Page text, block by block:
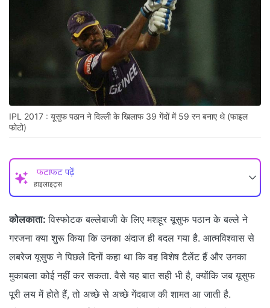
IPL 2017 : यूसुफ पठान ने दिल्ली के खिलाफ 39 गेंदों में 59 रन बनाए थे (फाइल
फोटो)
फटाफट पढ़ें
हाइलाइट्स
कोलकाता: विस्फोटक बल्लेबाजी के लिए मशहूर यूसुफ पठान के बल्ले ने
गरजना क्या शुरू किया कि उनका अंदाज ही बदल गया है. आत्मविश्वास से
लबरेज यूसुफ ने पिछले दिनों कहा था कि वह विशेष टैलेंट हैं और उनका
मुकाबला कोई नहीं कर सकता. वैसे यह बात सही भी है, क्योंकि जब यूसुफ
पूरी लय में होते हैं, तो अच्छे से अच्छे गेंदबाज की शामत आ जाती है.